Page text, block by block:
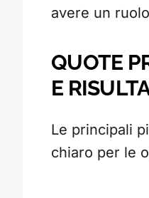
avere un
QUOTE
E
Le principali
chiaro per le